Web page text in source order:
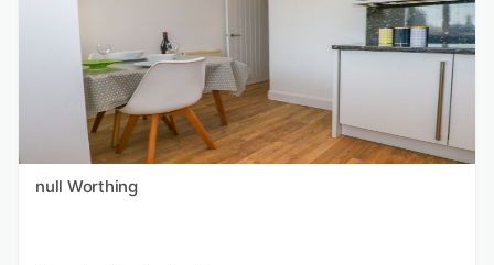
null Worthing